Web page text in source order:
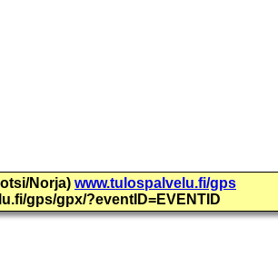
Norja) www.tulospalvelu.fi/gps
gps/gpx/?eventID=EVENTID